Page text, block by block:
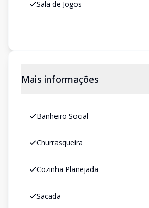
Sala de Jogos
Mais informações
Banheiro Social
Churrasqueira
Cozinha Planejada
Sacada